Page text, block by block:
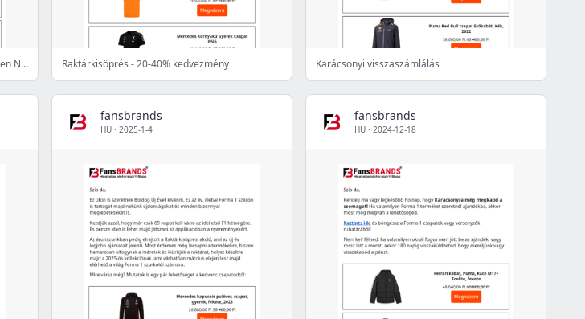
⏳ Utolsó esély! Raktárkisöprés – Kifejezetten Neked Válogatva! Raktárkisöprés - 20-40% kedvezmény Karácsonyi visszaszámlálás
fansbrands
HU · 2025-1-4
fansbrands
HU · 2024-12-18